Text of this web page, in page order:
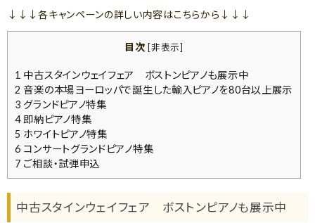
↓↓↓各キャンペーンの詳しい内容はこちらから↓↓↓
目次 非表示
1 中古スタインウェイフェア ボストンピアノも展示中
2 音楽の本場ヨーロッパで誕生した輸入ピアノを80台以上展示
3 グランドピアノ特集
4即納ピアノ特集
5 ホワイトピアノ特集
6 コンサートグランドピアノ特集
7 ご相談・試弾申込
中古スタインウェイフェア ボストンピアノも展示中